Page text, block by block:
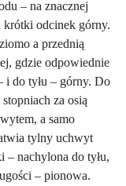
– na znacznej
krótki odcinek górny.
a przednią
gdzie odpowiednie
i do tyłu – górny. Do
za osią
a samo
tylny uchwyt
– nachylona do tyłu,
– pionowa.